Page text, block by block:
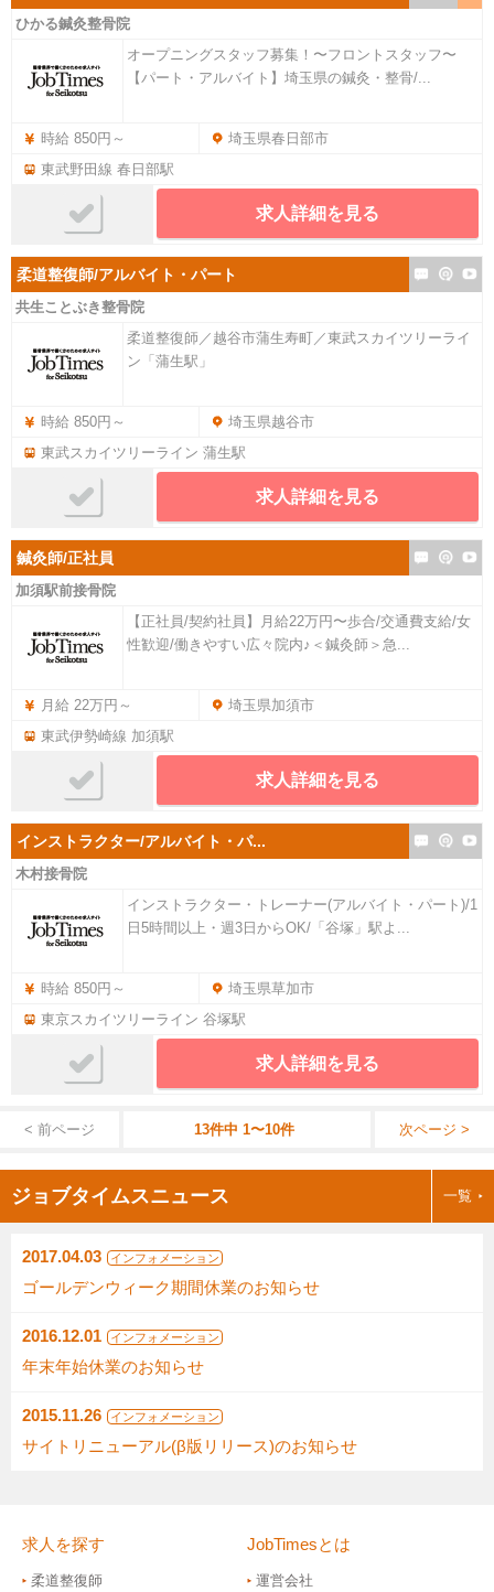
ひかる鍼灸整骨院
オープニングスタッフ募集！〜フロントスタッフ〜
【パート・アルバイト】埼玉県の鍼灸・整骨/...
時給 850円～
埼玉県春日部市
東武野田線 春日部駅
求人詳細を見る
柔道整復師/アルバイト・パート
共生ことぶき整骨院
柔道整復師／越谷市蒲生寿町／東武スカイツリーライ
ン「蒲生駅」
時給 850円～
埼玉県越谷市
東武スカイツリーライン 蒲生駅
求人詳細を見る
鍼灸師/正社員
加須駅前接骨院
【正社員/契約社員】月給22万円〜歩合/交通費支給/女
性歓迎/働きやすい広々院内♪＜鍼灸師＞急...
月給 22万円～
埼玉県加須市
東武伊勢崎線 加須駅
求人詳細を見る
インストラクター/アルバイト・パ...
木村接骨院
インストラクター・トレーナー(アルバイト・パート)/1
日5時間以上・週3日からOK/「谷塚」駅よ...
時給 850円～
埼玉県草加市
東京スカイツリーライン 谷塚駅
求人詳細を見る
< 前ページ 13件中 1〜10件 次ページ >
一覧
ジョブタイムスニュース
2017.04.03 インフォメーション
ゴールデンウィーク期間休業のお知らせ
2016.12.01 インフォメーション
年末年始休業のお知らせ
2015.11.26 インフォメーション
サイトリニューアル(β版リリース)のお知らせ
求人を探す
柔道整復師
JobTimesとは
運営会社